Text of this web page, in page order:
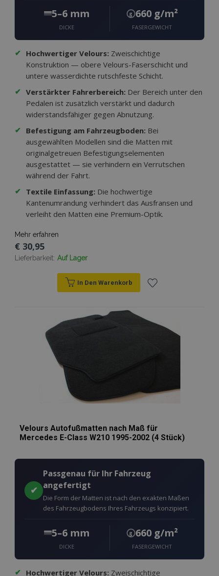
5–6 mm
DICKE
g 660 g/m²
FASERGEWICHT
✔ Hochwertiger Velours: Zweischichtige
Konstruktion — obere Velours-Faserschicht und
untere wasserdichte rutschfeste Schicht.
✔ Verstärkter Fahrerbereich: Der Bereich unter den
Pedalen ist zusätzlich verstärkt und dadurch
widerstandsfähiger gegen Abnutzung.
✔ Befestigung am Fahrzeugboden: Bei
ausgewählten Modellen sind die Matten mit
originalgetreuen Befestigungselementen
ausgestattet — sie verhindern ein Verrutschen
während der Fahrt.
✔ Textile Einfassung: Die hochwertige
Kantenumrandung verhindert das Ausfransen und
verleiht den Matten eine Premium-Optik.
Mehr erfahren
€ 30,95
Lieferbarkeit: Auf Lager
In Den Warenkorb
Wunschliste
hinzufügen
Velours Autofußmatten nach Maß für
Mercedes E-Class W210 1995-2002 (4 Stück)
✔
Passgenau für Ihr Fahrzeug
angefertigt
Die Form der Matten ist nach den exakten Maßen
des Fahrzeugbodens Ihres Fahrzeugs konzipiert.
5–6 mm
DICKE
g 660 g/m²
FASERGEWICHT
✔ Hochwertiger Velours: Zweischichtige